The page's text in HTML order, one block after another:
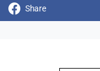
Share